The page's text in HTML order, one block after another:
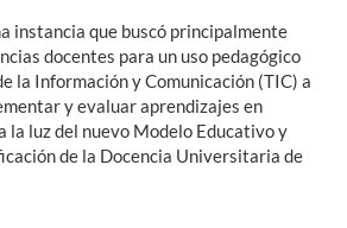
instancia que buscó principalmente
docentes para un uso pedagógico
la Información y Comunicación (TIC) a
y evaluar aprendizajes en
la luz del nuevo Modelo Educativo y
de la Docencia Universitaria de